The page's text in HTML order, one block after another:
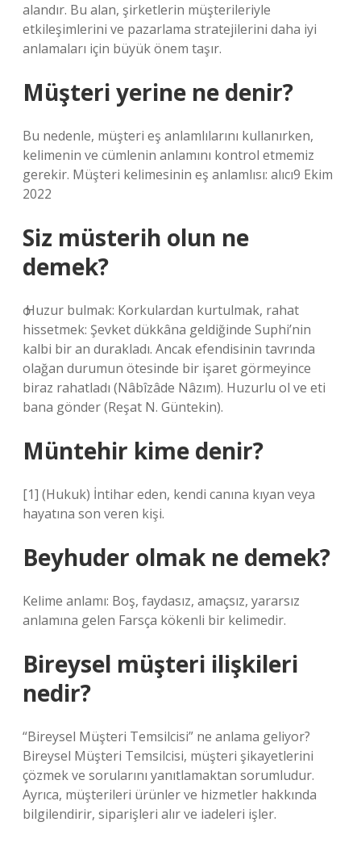
alandır. Bu alan, şirketlerin müşterileriyle
etkileşimlerini ve pazarlama stratejilerini daha iyi
anlamaları için büyük önem taşır.
Müşteri yerine ne denir?
Bu nedenle, müşteri eş anlamlılarını kullanırken,
kelimenin ve cümlenin anlamını kontrol etmemiz
gerekir. Müşteri kelimesinin eş anlamlısı: alıcı9 Ekim
2022
Siz müsterih olun ne
demek?
ѻ Huzur bulmak: Korkulardan kurtulmak, rahat
hissetmek: Şevket dükkâna geldiğinde Suphi’nin
kalbi bir an durakladı. Ancak efendisinin tavrında
olağan durumun ötesinde bir işaret görmeyince
biraz rahatladı (Nâbîzâde Nâzım). Huzurlu ol ve eti
bana gönder (Reşat N. Güntekin).
Müntehir kime denir?
[1] (Hukuk) İntihar eden, kendi canına kıyan veya
hayatına son veren kişi.
Beyhuder olmak ne demek?
Kelime anlamı: Boş, faydasız, amaçsız, yararsız
anlamına gelen Farsça kökenli bir kelimedir.
Bireysel müşteri ilişkileri
nedir?
“Bireysel Müşteri Temsilcisi” ne anlama geliyor?
Bireysel Müşteri Temsilcisi, müşteri şikayetlerini
çözmek ve sorularını yanıtlamaktan sorumludur.
Ayrıca, müşterileri ürünler ve hizmetler hakkında
bilgilendirir, siparişleri alır ve iadeleri işler.